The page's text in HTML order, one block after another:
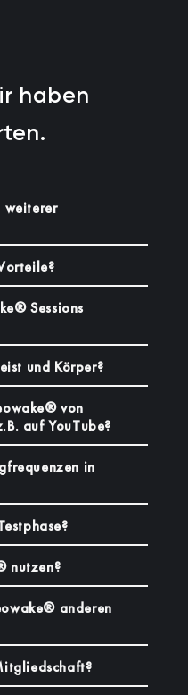
haben
weiterer
Sessions
und Körper?
von
auf YouTube?
in
nutzen?
anderen